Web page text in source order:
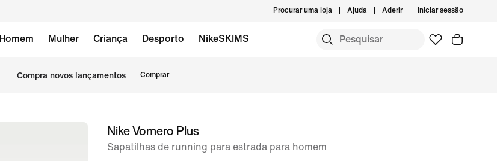
Procurar uma loja Ajuda Aderir Iniciar sessão
Homem Mulher Criança Desporto NikeSKIMS
Compra novos lançamentos Comprar
imagemNike Vomero Plus
Sapatilhas de running para estrada para homem